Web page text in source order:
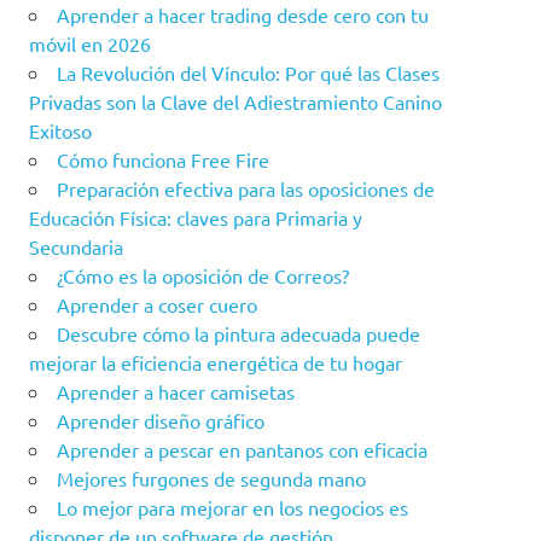
Aprender a hacer trading desde cero con tu
móvil en 2026
La Revolución del Vínculo: Por qué las Clases
Privadas son la Clave del Adiestramiento Canino
Exitoso
Cómo funciona Free Fire
Preparación efectiva para las oposiciones de
Educación Física: claves para Primaria y
Secundaria
¿Cómo es la oposición de Correos?
Aprender a coser cuero
Descubre cómo la pintura adecuada puede
mejorar la eficiencia energética de tu hogar
Aprender a hacer camisetas
Aprender diseño gráfico
Aprender a pescar en pantanos con eficacia
Mejores furgones de segunda mano
Lo mejor para mejorar en los negocios es
disponer de un software de gestión